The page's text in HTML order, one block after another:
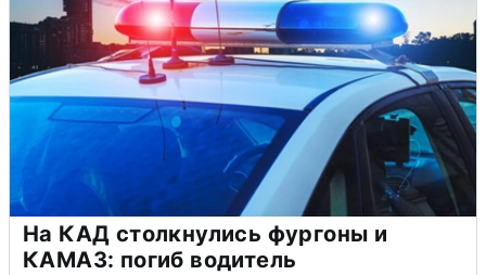
На КАД столкнулись фургоны и
КАМАЗ: погиб водитель